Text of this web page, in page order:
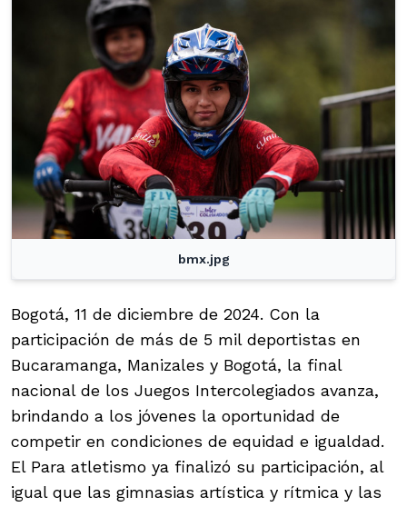
bmx.jpg
Bogotá, 11 de diciembre de 2024. Con la
participación de más de 5 mil deportistas en
Bucaramanga, Manizales y Bogotá, la final
nacional de los Juegos Intercolegiados avanza,
brindando a los jóvenes la oportunidad de
competir en condiciones de equidad e igualdad.
El Para atletismo ya finalizó su participación, al
igual que las gimnasias artística y rítmica y las